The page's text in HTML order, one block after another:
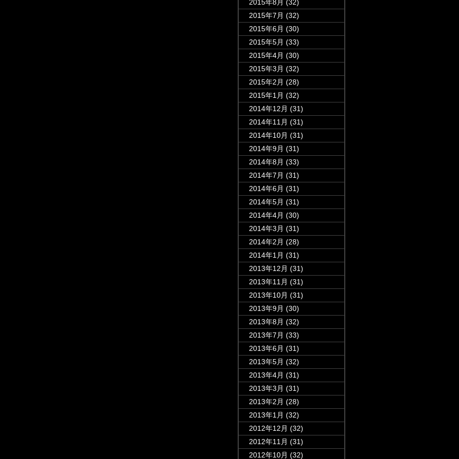
2015年8月 (32)
2015年7月 (32)
2015年6月 (30)
2015年5月 (33)
2015年4月 (30)
2015年3月 (32)
2015年2月 (28)
2015年1月 (32)
2014年12月 (31)
2014年11月 (31)
2014年10月 (31)
2014年9月 (31)
2014年8月 (33)
2014年7月 (31)
2014年6月 (31)
2014年5月 (31)
2014年4月 (30)
2014年3月 (31)
2014年2月 (28)
2014年1月 (31)
2013年12月 (31)
2013年11月 (31)
2013年10月 (31)
2013年9月 (30)
2013年8月 (32)
2013年7月 (33)
2013年6月 (31)
2013年5月 (32)
2013年4月 (31)
2013年3月 (31)
2013年2月 (28)
2013年1月 (32)
2012年12月 (32)
2012年11月 (31)
2012年10月 (32)